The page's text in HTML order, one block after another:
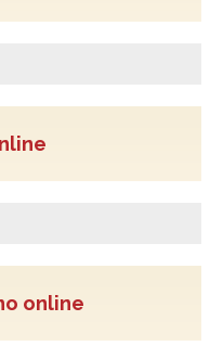
online